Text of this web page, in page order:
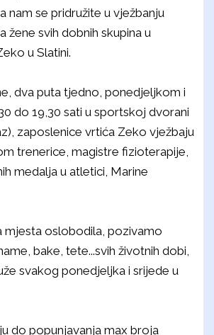
nam se pridružite u vježbanju
žene svih dobnih skupina u
u Slatini.
dva puta tjedno, ponedjeljkom i
do 19,30 sati u sportskoj dvorani
zaposlenice vrtića Zeko vježbaju
trenerice, magistre fizioterapije,
medalja u atletici, Marine
mjesta oslobodila, pozivamo
bake, tete...svih životnih dobi,
svakog ponedjeljka i srijede u
do popunjavanja max broja